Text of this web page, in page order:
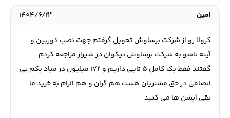
امين
۱۴۰۴/۶/۲۳
كرولا رو از شركت برساوش تحويل گرفتم جهت نصب دوربين و
آينه تاشو به شركت برساوش نيكوان در شيراز مراجعه كردم
گفتند فقط پك كامل ٥ تايي داريم و ١٧٢ ميليون در مياد يكم بي
انصافي در حق مشتريان هست هم گران و هم الزام به خريد ما
بقي آپشن ها مي كنيد